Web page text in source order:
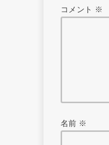
コメント ※
名前 ※